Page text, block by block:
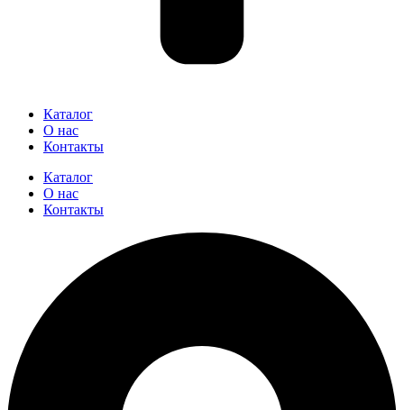
Каталог
О нас
Контакты
Каталог
О нас
Контакты